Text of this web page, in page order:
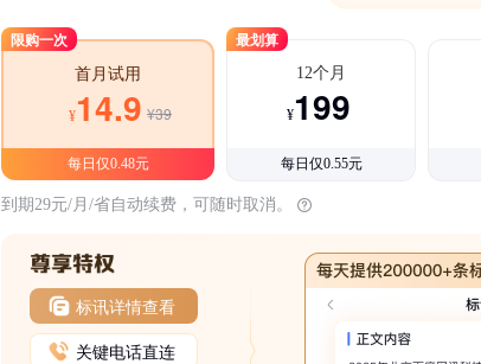
限购一次
首月试用
¥14.9 ¥39
每日仅0.48元
最划算
12个月
¥199
每日仅0.55元
到期29元/月/省自动续费，可随时取消。
标讯详情查看
关键电话直连